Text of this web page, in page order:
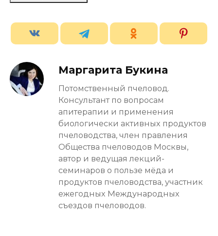
Маргарита Букина
Потомственный пчеловод.
Консультант по вопросам
апитерапии и применения
биологически активных продуктов
пчеловодства, член правления
Общества пчеловодов Москвы,
автор и ведущая лекций-
семинаров о пользе мёда и
продуктов пчеловодства, участник
ежегодных Международных
съездов пчеловодов.